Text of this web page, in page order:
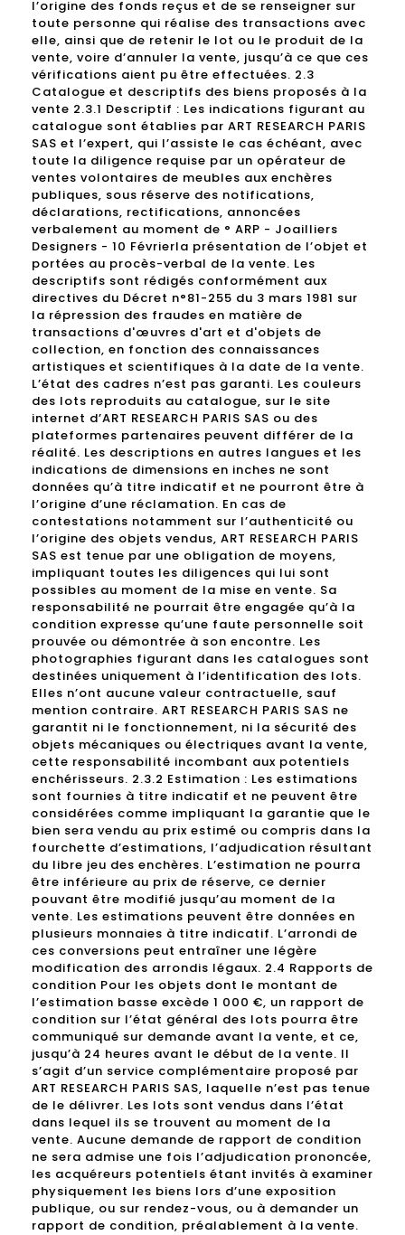
l’origine des fonds reçus et de se renseigner sur
toute personne qui réalise des transactions avec
elle, ainsi que de retenir le lot ou le produit de la
vente, voire d’annuler la vente, jusqu’à ce que ces
vérifications aient pu être effectuées. 2.3
Catalogue et descriptifs des biens proposés à la
vente 2.3.1 Descriptif : Les indications figurant au
catalogue sont établies par ART RESEARCH PARIS
SAS et l’expert, qui l’assiste le cas échéant, avec
toute la diligence requise par un opérateur de
ventes volontaires de meubles aux enchères
publiques, sous réserve des notifications,
déclarations, rectifications, annoncées
verbalement au moment de ° ARP - Joailliers
Designers - 10 Févrierla présentation de l’objet et
portées au procès-verbal de la vente. Les
descriptifs sont rédigés conformément aux
directives du Décret n°81-255 du 3 mars 1981 sur
la répression des fraudes en matière de
transactions d'œuvres d'art et d'objets de
collection, en fonction des connaissances
artistiques et scientifiques à la date de la vente.
L’état des cadres n’est pas garanti. Les couleurs
des lots reproduits au catalogue, sur le site
internet d’ART RESEARCH PARIS SAS ou des
plateformes partenaires peuvent différer de la
réalité. Les descriptions en autres langues et les
indications de dimensions en inches ne sont
données qu’à titre indicatif et ne pourront être à
l’origine d’une réclamation. En cas de
contestations notamment sur l’authenticité ou
l’origine des objets vendus, ART RESEARCH PARIS
SAS est tenue par une obligation de moyens,
impliquant toutes les diligences qui lui sont
possibles au moment de la mise en vente. Sa
responsabilité ne pourrait être engagée qu’à la
condition expresse qu’une faute personnelle soit
prouvée ou démontrée à son encontre. Les
photographies figurant dans les catalogues sont
destinées uniquement à l’identification des lots.
Elles n’ont aucune valeur contractuelle, sauf
mention contraire. ART RESEARCH PARIS SAS ne
garantit ni le fonctionnement, ni la sécurité des
objets mécaniques ou électriques avant la vente,
cette responsabilité incombant aux potentiels
enchérisseurs. 2.3.2 Estimation : Les estimations
sont fournies à titre indicatif et ne peuvent être
considérées comme impliquant la garantie que le
bien sera vendu au prix estimé ou compris dans la
fourchette d’estimations, l’adjudication résultant
du libre jeu des enchères. L’estimation ne pourra
être inférieure au prix de réserve, ce dernier
pouvant être modifié jusqu’au moment de la
vente. Les estimations peuvent être données en
plusieurs monnaies à titre indicatif. L’arrondi de
ces conversions peut entraîner une légère
modification des arrondis légaux. 2.4 Rapports de
condition Pour les objets dont le montant de
l’estimation basse excède 1 000 €, un rapport de
condition sur l’état général des lots pourra être
communiqué sur demande avant la vente, et ce,
jusqu’à 24 heures avant le début de la vente. Il
s’agit d’un service complémentaire proposé par
ART RESEARCH PARIS SAS, laquelle n’est pas tenue
de le délivrer. Les lots sont vendus dans l’état
dans lequel ils se trouvent au moment de la
vente. Aucune demande de rapport de condition
ne sera admise une fois l’adjudication prononcée,
les acquéreurs potentiels étant invités à examiner
physiquement les biens lors d’une exposition
publique, ou sur rendez-vous, ou à demander un
rapport de condition, préalablement à la vente.